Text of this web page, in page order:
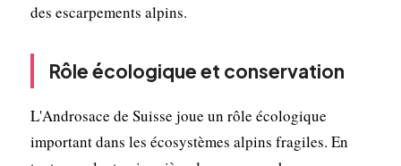
des escarpements alpins.
Rôle écologique et conservation
L'Androsace de Suisse joue un rôle écologique
important dans les écosystèmes alpins fragiles. En